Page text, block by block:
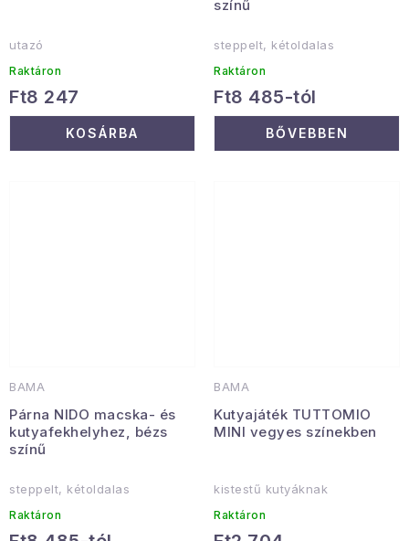
utazó
Raktáron
Ft8 247
KOSÁRBA
színű
steppelt, kétoldalas
Raktáron
Ft8 485-tól
BŐVEBBEN
BAMA
Párna NIDO macska- és
kutyafekhelyhez, bézs
színű
steppelt, kétoldalas
Raktáron
BAMA
Kutyajáték TUTTOMIO
MINI vegyes színekben
kistestű kutyáknak
Raktáron